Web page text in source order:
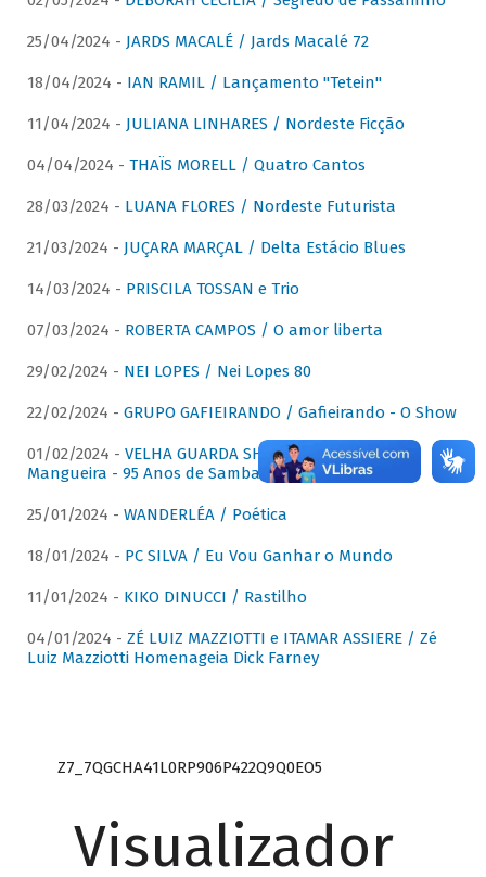
25/04/2024 - JARDS MACALÉ / Jards Macalé 72
18/04/2024 - IAN RAMIL / Lançamento "Tetein"
11/04/2024 - JULIANA LINHARES / Nordeste Ficção
04/04/2024 - THAÏS MORELL / Quatro Cantos
28/03/2024 - LUANA FLORES / Nordeste Futurista
21/03/2024 - JUÇARA MARÇAL / Delta Estácio Blues
14/03/2024 - PRISCILA TOSSAN e Trio
07/03/2024 - ROBERTA CAMPOS / O amor liberta
29/02/2024 - NEI LOPES / Nei Lopes 80
22/02/2024 - GRUPO GAFIEIRANDO / Gafieirando - O Show
01/02/2024 - VELHA GUARDA SHOW DA MANGUEIRA /
Mangueira - 95 Anos de Samba
25/01/2024 - WANDERLÉA / Poética
18/01/2024 - PC SILVA / Eu Vou Ganhar o Mundo
11/01/2024 - KIKO DINUCCI / Rastilho
04/01/2024 - ZÉ LUIZ MAZZIOTTI e ITAMAR ASSIERE / Zé
Luiz Mazziotti Homenageia Dick Farney
Z7_7QGCHA41L0RP906P422Q9Q0EO5
Visualizador